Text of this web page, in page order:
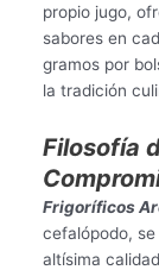
propio jugo,
sabores en
gramos por
la tradición
Filosofía
Frigoríficos
cefalópodo,
altísima